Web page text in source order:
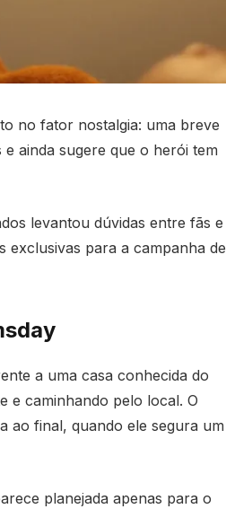
no fator nostalgia: uma breve
ainda sugere que o herói tem
levantou dúvidas entre fãs e
exclusivas para a campanha de
a uma casa conhecida do
e caminhando pelo local. O
ao final, quando ele segura um
planejada apenas para o